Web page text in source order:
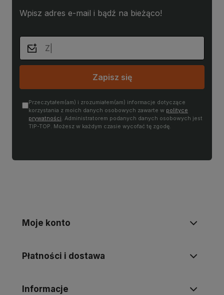
Wpisz adres e-mail i bądź na bieżąco!
Zapisz się
Przeczytałem(am) i zrozumiałem(am) informacje dotyczące
korzystania z moich danych osobowych zawarte w polityce
prywatności. Administratorem podanych danych osobowych jest
TIP-TOP. Możesz w każdym czasie wycofać tę zgodę.
Moje konto
Płatności i dostawa
Informacje